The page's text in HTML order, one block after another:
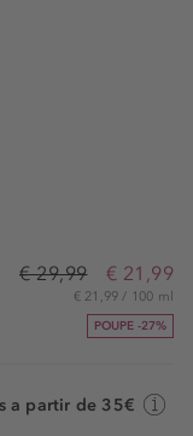
€ 29,99 € 21,99
€ 21,99 / 100 ml
POUPE -27%
a partir de 35€